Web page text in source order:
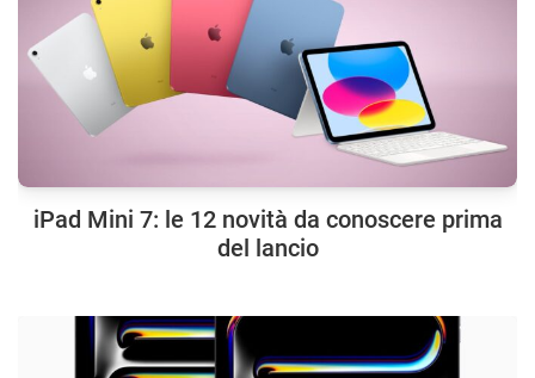
iPad Mini 7: le 12 novità da conoscere prima
del lancio